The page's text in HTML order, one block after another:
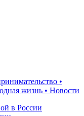
•
жизнь • Новости
в России